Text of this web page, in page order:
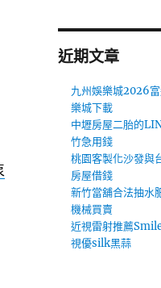
近期文章
九州娛樂城2026
樂城下載
中壢房屋二胎的
竹急用錢
桃園客製化沙發與
房屋借錢
新竹當舖合法抽水
機械買賣
近視雷射推薦
視優silk黑蒜